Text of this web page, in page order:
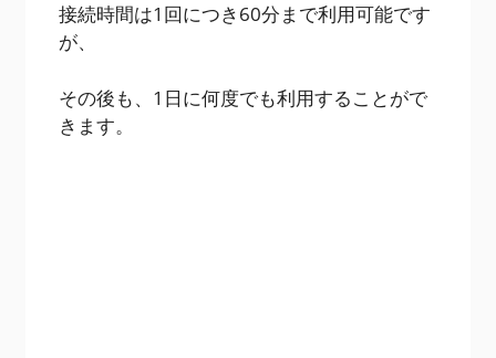
接続時間は1回につき60分まで利用可能です
が、
その後も、1日に何度でも利用することがで
きます。